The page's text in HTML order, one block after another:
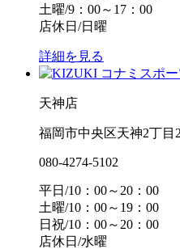
土曜/9：00～17：00
店休日/日曜
詳細を見る
天神店
福岡市中央区天神2丁目
080-4274-5102
平日/10：00～20：00
土曜/10：00～19：00
日祝/10：00～20：00
店休日/水曜